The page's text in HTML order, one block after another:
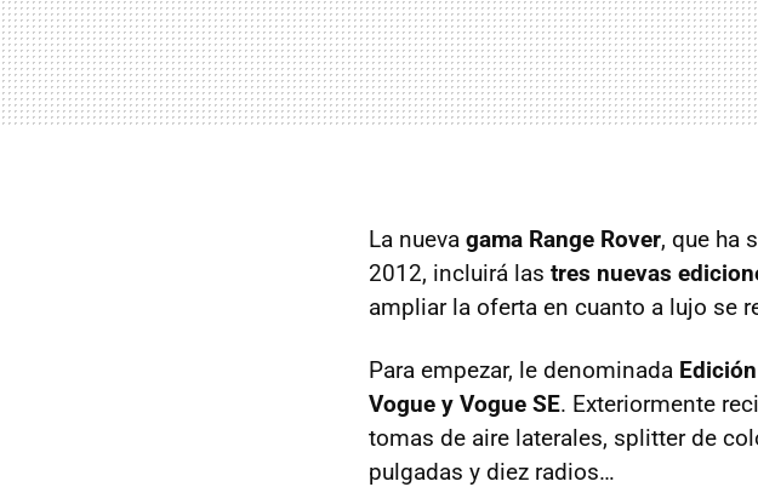
La nueva gama Range Rover, que ha
2012, incluirá las tres nuevas
ampliar la oferta en cuanto a lujo se
Para empezar, le denominada
Vogue y Vogue SE. Exteriormente
tomas de aire laterales, splitter de
pulgadas y diez radios…